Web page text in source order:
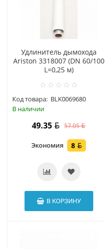
Удлинитель дымохода
Ariston 3318007 (DN 60/100
L=0,25 м)
Код товара: BLK0069680
В наличии
49.35 57.05
Экономия 8
В КОРЗИНУ